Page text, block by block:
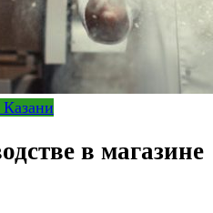
в магазине